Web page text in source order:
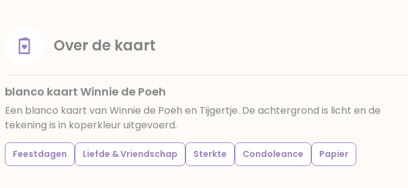
Over de kaart
blanco kaart Winnie de Poeh
Een blanco kaart van Winnie de Poeh en Tijgertje. De achtergrond is licht en de
tekening is in koperkleur uitgevoerd.
Feestdagen Liefde & Vriendschap Sterkte Condoleance Papier